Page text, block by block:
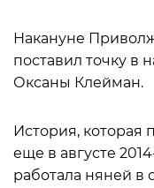
Накануне
поставил точку в
Оксаны Клейман.
История, которая
еще в августе
работала няней в